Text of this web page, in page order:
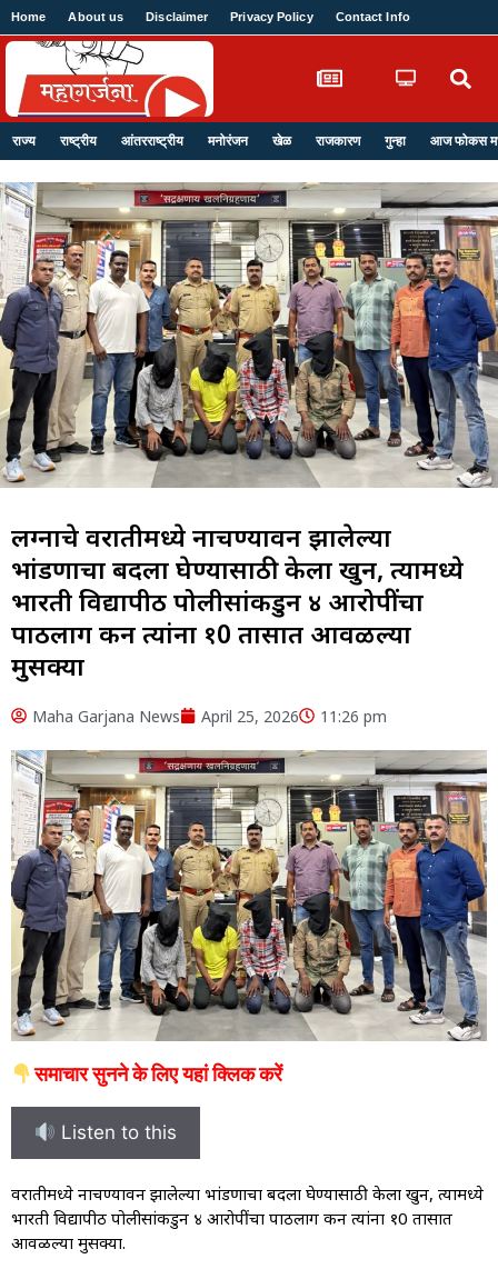
Home About us Disclaimer Privacy Policy Contact Info
राज्य राष्ट्रीय आंतरराष्ट्रीय मनोरंजन खेळ राजकारण गुन्हा आज फोकस
लग्नाचे वरातीमध्ये नाचण्यावरुन झालेल्या
भांडणाचा बदला घेण्यासाठी केला खुन, त्यामध्ये
भारती विद्यापीठ पोलीसांकडुन ४ आरोपींचा
पाठलाग करुन त्यांना १0 तासात आवळल्या
मुसक्या
Maha Garjana News April 25, 2026 11:26 pm
समाचार सुनने के लिए यहां क्लिक करें
Listen to this
वरातीमध्ये नाचण्यावरुन झालेल्या भांडणाचा बदला घेण्यासाठी केला खुन, त्यामध्ये
भारती विद्यापीठ पोलीसांकडुन ४ आरोपींचा पाठलाग करुन त्यांना १0 तासात
आवळल्या मुसक्या.